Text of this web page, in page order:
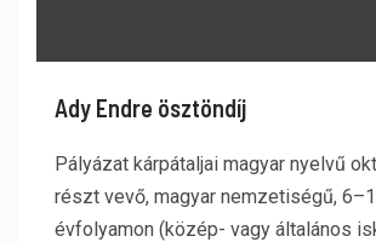
Ady Endre ösztöndíj
Pályázat kárpátaljai magyar nyelvű
részt vevő, magyar nemzetiségű,
évfolyamon (közép- vagy általános